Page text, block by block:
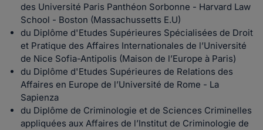
des Université Paris Panthéon Sorbonne - Harvard Law
School - Boston (Massachussetts E.U)
du Diplôme d'Etudes Supérieures Spécialisées de Droit
et Pratique des Affaires Internationales de l’Université
de Nice Sofia-Antipolis (Maison de l’Europe à Paris)
du Diplôme d'Etudes Supérieures de Relations des
Affaires en Europe de l’Université de Rome - La
Sapienza
du Diplôme de Criminologie et de Sciences Criminelles
appliquées aux Affaires de l’Institut de Criminologie de